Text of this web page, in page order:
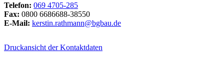
Telefon: 069 4705-285
Fax: 0800 6686688-38550
E-Mail: kerstin.rathmann@bgbau.de
Druckansicht der Kontaktdaten